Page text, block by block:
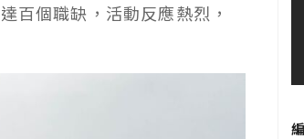
百個職缺，活動反應熱烈，